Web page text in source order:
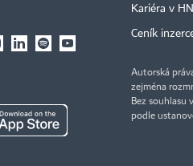
Kariéra v HN
Ceník
Autorská
zejména
Bez souhlasu
podle